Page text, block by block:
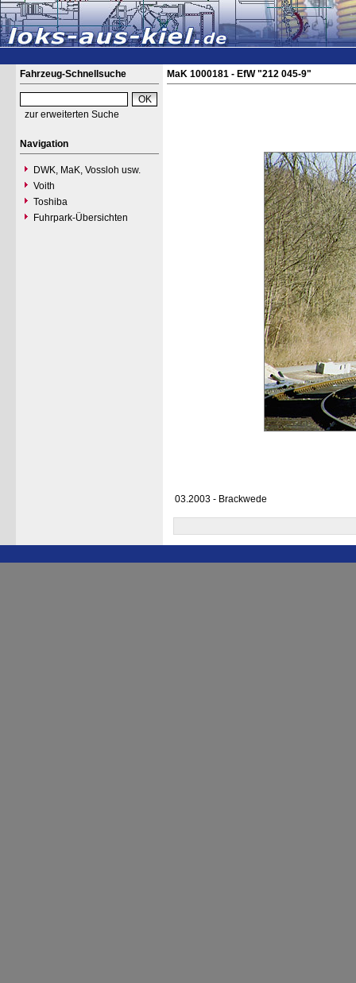
Fahrzeug-Schnellsuche
zur erweiterten Suche
Navigation
DWK, MaK, Vossloh usw.
Voith
Toshiba
Fuhrpark-Übersichten
MaK 1000181 - EfW "212 045-9"
03.2003 - Brackwede